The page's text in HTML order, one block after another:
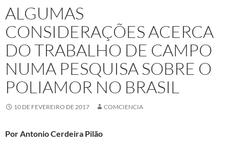
ALGUMAS
CONSIDERAÇÕES ACERCA
DO TRABALHO DE CAMPO
NUMA PESQUISA SOBRE O
POLIAMOR NO BRASIL
10 DE FEVEREIRO DE 2017 COMCIENCIA
Por Antonio Cerdeira Pilão